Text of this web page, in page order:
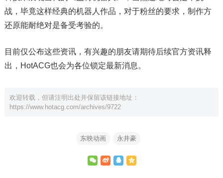
战，毕竟这样经典的机器人作品，对于粉丝的要求，制作方
还原能耐绝对是备受考验的。
目前仅公布这些资讯，有兴趣的朋友请期待后续官方资讯释
出，HotACG也会为各位锁定最新消息。
欢迎转载，但请注明出处并保留该链接地址：
https://www.hotacg.com/archives/9722
东映动画 永井豪